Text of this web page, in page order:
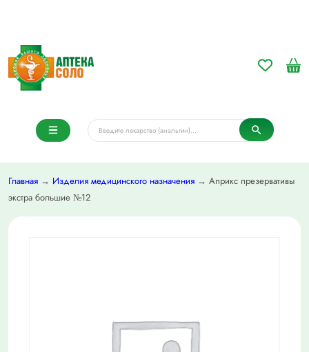
Главная → Изделия медицинского назначения → Априкс презервативы
экстра большие №12